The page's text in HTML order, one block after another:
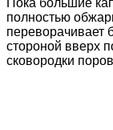
полностью
переворачивает
стороной вверх
сковородки